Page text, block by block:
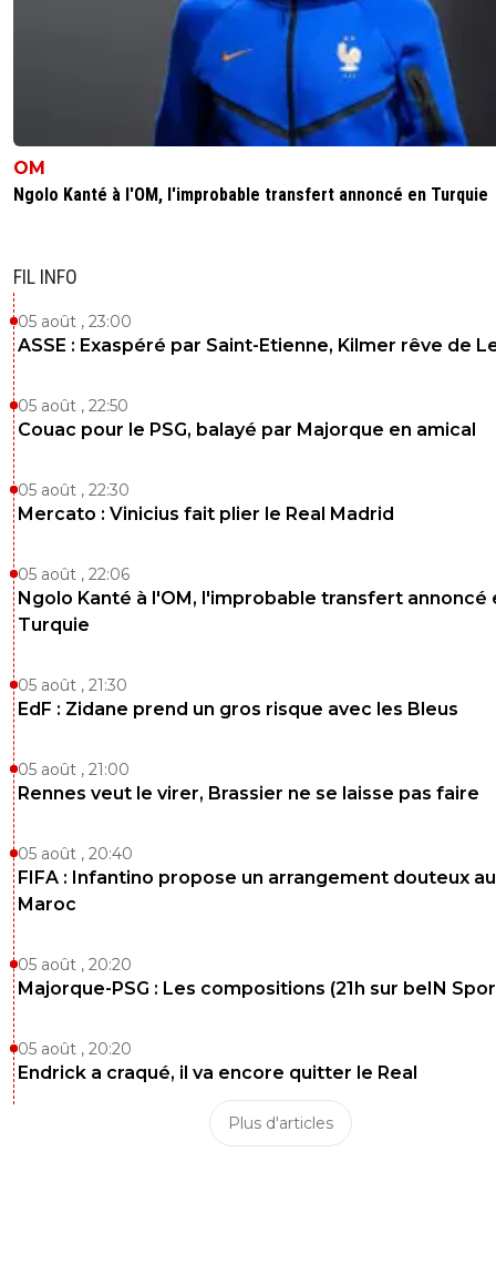
OM
Ngolo Kanté à l'OM, l'improbable transfert annoncé en Turquie
FIL INFO
05 août , 23:00
ASSE : Exaspéré par Saint-Etienne, Kilmer rêve de
05 août , 22:50
Couac pour le PSG, balayé par Majorque en amical
05 août , 22:30
Mercato : Vinicius fait plier le Real Madrid
05 août , 22:06
Ngolo Kanté à l'OM, l'improbable transfert annoncé
Turquie
05 août , 21:30
EdF : Zidane prend un gros risque avec les Bleus
05 août , 21:00
Rennes veut le virer, Brassier ne se laisse pas faire
05 août , 20:40
FIFA : Infantino propose un arrangement douteux au
Maroc
05 août , 20:20
Majorque-PSG : Les compositions (21h sur beIN
05 août , 20:20
Endrick a craqué, il va encore quitter le Real
Plus d'articles